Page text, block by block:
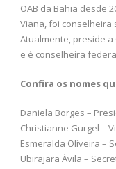
OAB da Bahia desde
Viana, foi conselheira
Atualmente, preside
e é conselheira
Confira os nomes
Daniela Borges –
Christianne Gurgel –
Esmeralda Oliveira –
Ubirajara Ávila –